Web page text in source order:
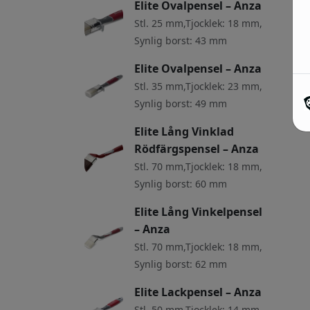
Elite Ovalpensel – Anza
Stl. 25 mm,Tjocklek: 18 mm,
Synlig borst: 43 mm
Elite Ovalpensel – Anza
Stl. 35 mm,Tjocklek: 23 mm,
Synlig borst: 49 mm
Elite Lång Vinklad
Rödfärgspensel – Anza
Stl. 70 mm,Tjocklek: 18 mm,
Synlig borst: 60 mm
Elite Lång Vinkelpensel
– Anza
Stl. 70 mm,Tjocklek: 18 mm,
Synlig borst: 62 mm
Elite Lackpensel – Anza